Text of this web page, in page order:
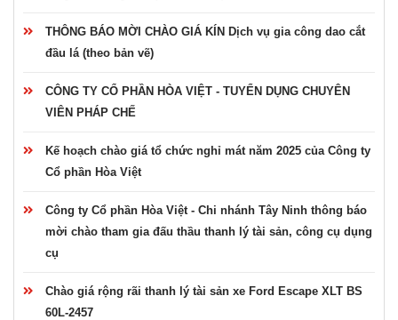
THÔNG BÁO MỜI CHÀO GIÁ KÍN Dịch vụ gia công dao cắt
đầu lá (theo bản vẽ)
CÔNG TY CỔ PHẦN HÒA VIỆT - TUYỂN DỤNG CHUYÊN
VIÊN PHÁP CHẾ
Kế hoạch chào giá tổ chức nghỉ mát năm 2025 của Công ty
Cổ phần Hòa Việt
Công ty Cổ phần Hòa Việt - Chi nhánh Tây Ninh thông báo
mời chào tham gia đấu thầu thanh lý tài sản, công cụ dụng
cụ
Chào giá rộng rãi thanh lý tài sản xe Ford Escape XLT BS
60L-2457